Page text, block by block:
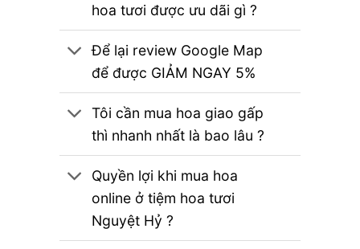
hoa tươi được ưu dãi gì ?
Để lại review Google Map
để được GIẢM NGAY 5%
Tôi cần mua hoa giao gấp
thì nhanh nhất là bao lâu ?
Quyền lợi khi mua hoa
online ở tiệm hoa tươi
Nguyệt Hỷ ?